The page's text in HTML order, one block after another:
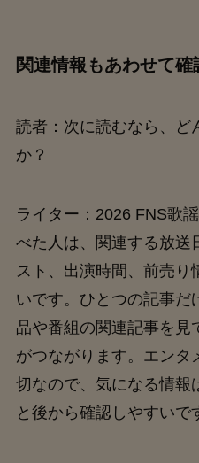
関連情報もあわせて確
読者：次に読むなら、ど
か？
ライター：2026 FNS歌
べた人は、関連する放送
スト、出演時間、前売り
いです。ひとつの記事だ
品や番組の関連記事を見
がつながります。エンタ
切なので、気になる情報
と後から確認しやすいで